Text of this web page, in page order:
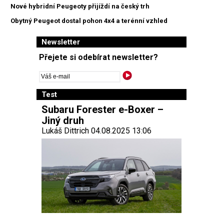
Nové hybridní Peugeoty přijíždí na český trh
Obytný Peugeot dostal pohon 4x4 a terénní vzhled
Newsletter
Přejete si odebírat newsletter?
Test
Subaru Forester e-Boxer –
Jiný druh
Lukáš Dittrich 04.08.2025 13:06